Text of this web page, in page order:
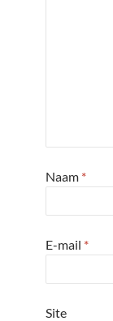
Naam *
E-mail *
Site